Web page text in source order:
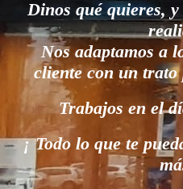
Dinos qué quieres,
Nos adaptamos a
cliente con un trato
Trabajos en el
¡ Todo lo que te